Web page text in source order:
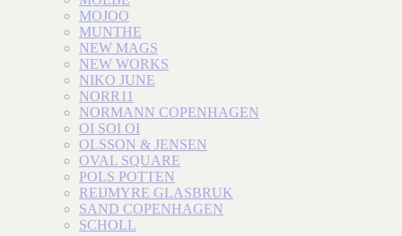
MOJOO
MUNTHE
NEW MAGS
NEW WORKS
NIKO JUNE
NORR11
NORMANN COPENHAGEN
OI SOI OI
OLSSON & JENSEN
OVAL SQUARE
POLS POTTEN
REIJMYRE GLASBRUK
SAND COPENHAGEN
SCHOLL